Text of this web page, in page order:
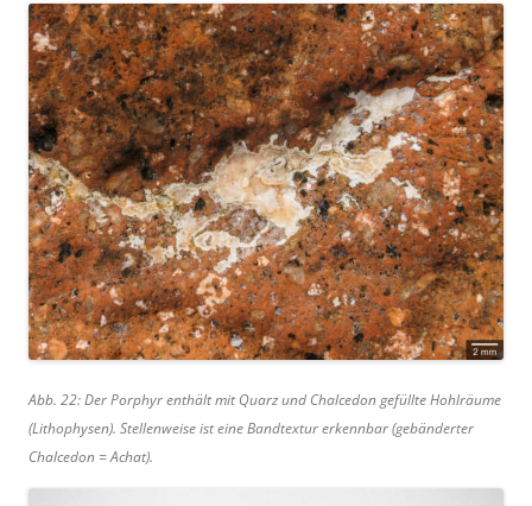
Abb. 22: Der Porphyr enthält mit Quarz und Chalcedon gefüllte Hohlräume
(Lithophysen). Stellenweise ist eine Bandtextur erkennbar (gebänderter
Chalcedon = Achat).